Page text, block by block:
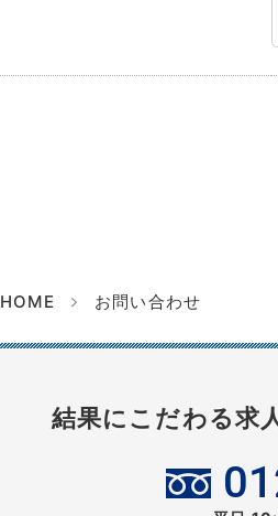
HOME お問い合わせ
結果にこだわる求